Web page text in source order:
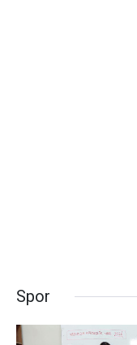
Spor